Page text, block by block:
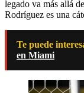
legado va más allá
Rodríguez es una
Te puede
en Miami